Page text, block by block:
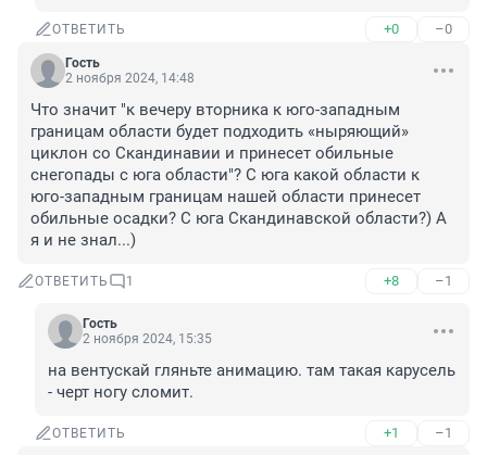
ОТВЕТИТЬ +0 –0
Гость
2 ноября 2024, 14:48
Что значит "к вечеру вторника к юго-западным
границам области будет подходить «ныряющий»
циклон со Скандинавии и принесет обильные
снегопады с юга области"? С юга какой области к
юго-западным границам нашей области принесет
обильные осадки? С юга Скандинавской области?) А
я и не знал...)
ОТВЕТИТЬ 1 +8 –1
Гость
2 ноября 2024, 15:35
на вентускай гляньте анимацию. там такая карусель
- черт ногу сломит.
ОТВЕТИТЬ +1 –1